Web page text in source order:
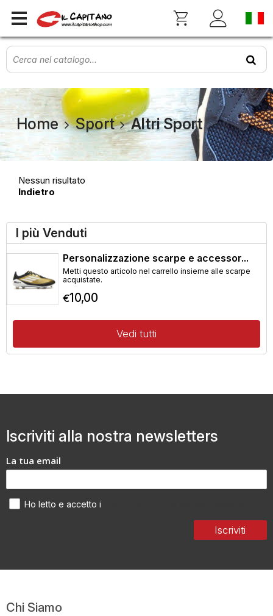
Home Sport Altri Sport
Nessun risultato
Indietro
I più Venduti
Personalizzazione scarpe e accessor...
Metti questo articolo nel carrello insieme alle scarpe
acquistate.
€10,00
Vedi tutti
Iscriviti alla nostra newsletters
La tua email
Iscriviti
Ho letto e accetto i
Chi Siamo